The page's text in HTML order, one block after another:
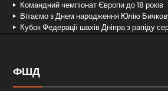
Командний чемпіонат Європи до 18 років
Вітаємо з Днем народження Юлію
Кубок Федерації шахів Дніпра з рапіду
ФШД